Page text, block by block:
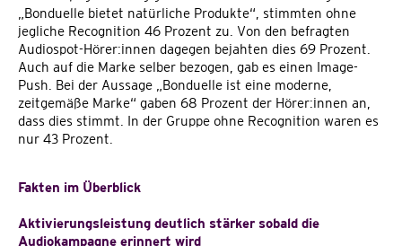
„Bonduelle bietet natürliche Produkte“, stimmten ohne
jegliche Recognition 46 Prozent zu. Von den befragten
Audiospot-Hörer:innen dagegen bejahten dies 69 Prozent.
Auch auf die Marke selber bezogen, gab es einen Image-
Push. Bei der Aussage „Bonduelle ist eine moderne,
zeitgemäße Marke“ gaben 68 Prozent der Hörer:innen an,
dass dies stimmt. In der Gruppe ohne Recognition waren es
nur 43 Prozent.
Fakten im Überblick
Aktivierungsleistung deutlich stärker sobald die
Audiokampagne erinnert wird